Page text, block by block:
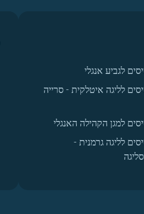
לגביע אנגלי
לליגה איטלקית - סרייה
למגן הקהילה האנגלי
לליגה גרמנית -